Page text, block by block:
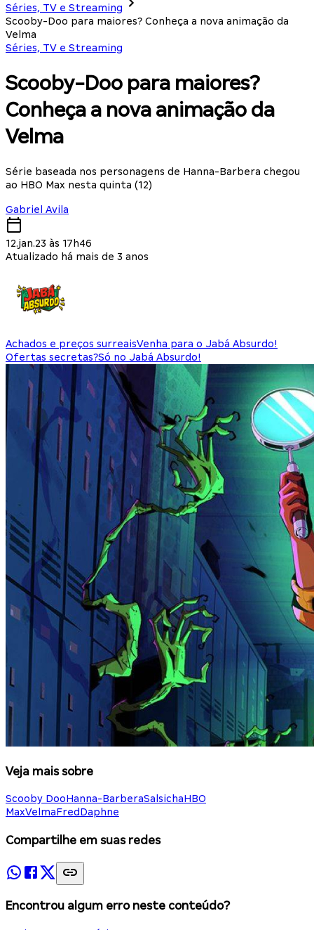
Séries, TV e Streaming
Scooby-Doo para maiores? Conheça a nova animação da
Velma
Séries, TV e Streaming
Scooby-Doo para maiores?
Conheça a nova animação da
Velma
Série baseada nos personagens de Hanna-Barbera chegou
ao HBO Max nesta quinta (12)
Gabriel Avila
12.jan.23 às 17h46
Atualizado há mais de 3 anos
Achados e preços surreaisVenha para o Jabá Absurdo!
Ofertas secretas?Só no Jabá Absurdo!
Veja mais sobre
Scooby DooHanna-BarberaSalsichaHBO
MaxVelmaFredDaphne
Compartilhe em suas redes
Encontrou algum erro neste conteúdo?